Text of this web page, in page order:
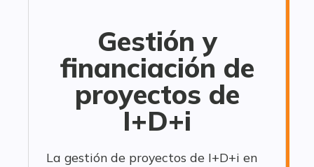
Gestión y
financiación de
proyectos de
I+D+i
La gestión de proyectos de I+D+i en